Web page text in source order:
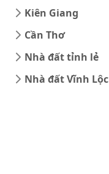
Kiên Giang
Cần Thơ
Nhà đất tỉnh lẻ
Nhà đất Vĩnh Lộc